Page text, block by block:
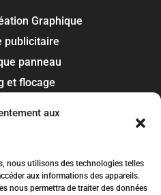
aux
nous utilisons des technologies telles
aux informations des appareils.
nous permettra de traiter des données
Graphique
publicitaire
panneau
et flocage